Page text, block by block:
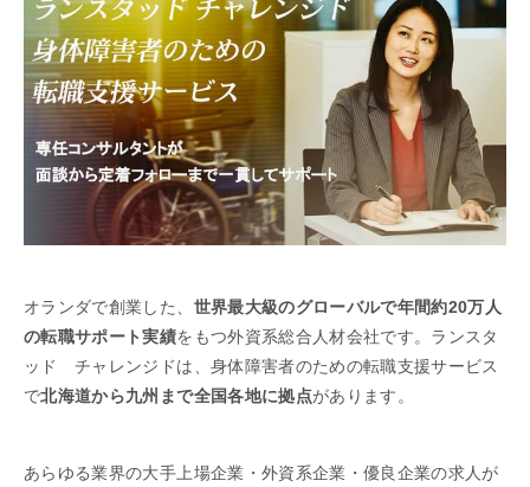
オランダで創業した、 世界最大級のグローバルで年間約20万人
の転職サポート実績をもつ外資系総合人材会社です。ランスタ
ッド チャレンジドは、身体障害者のための転職支援サービス
で北海道から九州まで全国各地に拠点があります。
あらゆる業界の大手上場企業・外資系企業・優良企業の求人が